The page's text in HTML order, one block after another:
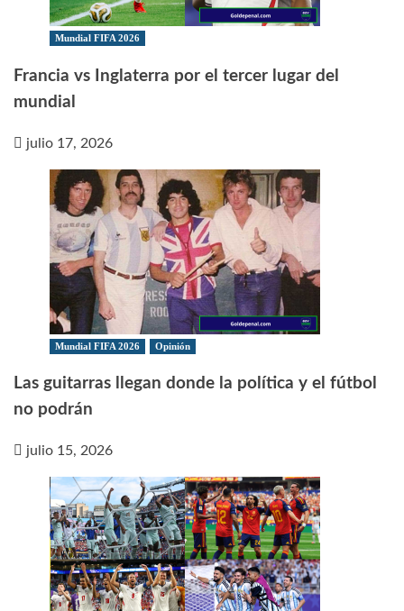
Mundial FIFA 2026
Francia vs Inglaterra por el tercer lugar del
mundial
julio 17, 2026
Mundial FIFA 2026 Opinión
Las guitarras llegan donde la política y el fútbol
no podrán
julio 15, 2026